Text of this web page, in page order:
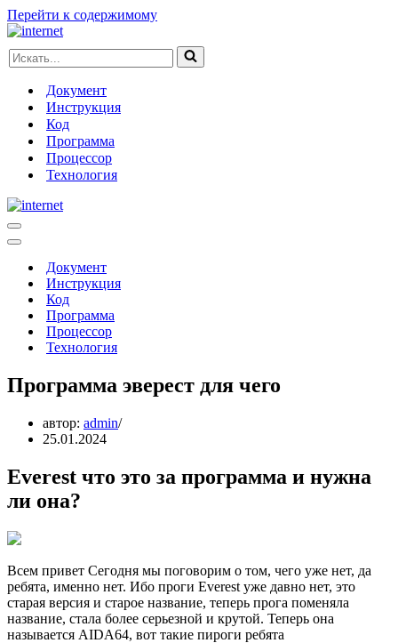
Перейти к содержимому
Искать...
Документ
Инструкция
Код
Программа
Процессор
Технология
Меню
навигации
Меню
навигацииДокумент
Инструкция
Код
Программа
Процессор
Технология
Программа эверест для чего
автор: admin
25.01.2024
Everest что это за программа и нужна
ли она?
Всем привет Сегодня мы поговорим о том, чего уже нет, да
ребята, именно нет. Ибо проги Everest уже давно нет, это
старая версия и старое название, теперь прога поменяла
название, стала более серьезной и крутой. Теперь она
называется AIDA64, вот такие пироги ребята